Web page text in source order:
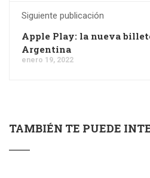
Siguiente publicación
Apple Play: la nueva
Argentina
enero 19, 2022
TAMBIÉN TE PUEDE